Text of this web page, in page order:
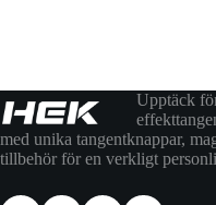
Upptäck
med unika tangentknappar,
tillbehör för en verkligt